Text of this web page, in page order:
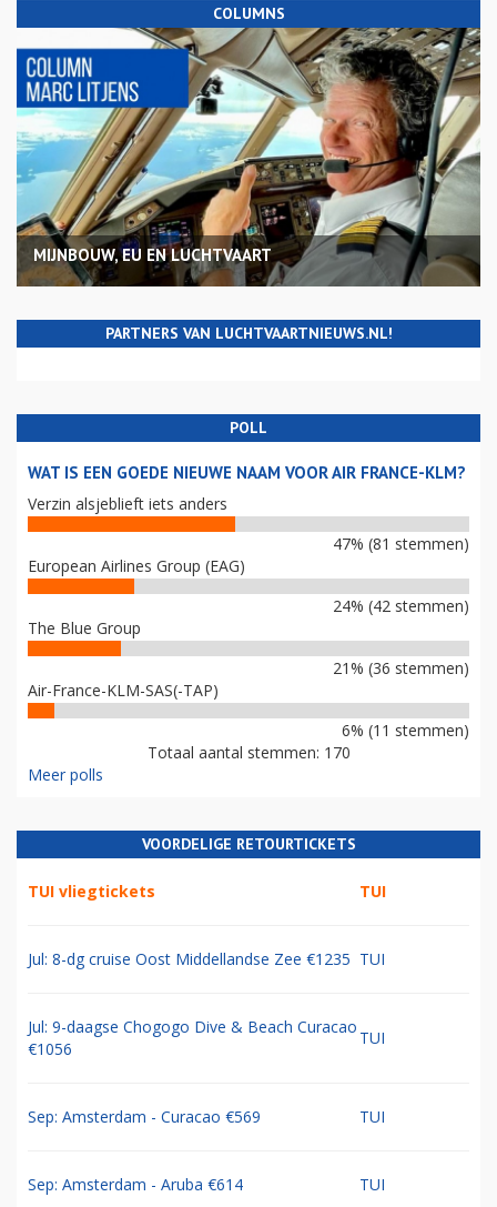
COLUMNS
MIJNBOUW, EU EN LUCHTVAART
PARTNERS VAN LUCHTVAARTNIEUWS.NL!
POLL
WAT IS EEN GOEDE NIEUWE NAAM VOOR AIR FRANCE-KLM?
Verzin alsjeblieft iets anders
47% (81 stemmen)
European Airlines Group (EAG)
24% (42 stemmen)
The Blue Group
21% (36 stemmen)
Air-France-KLM-SAS(-TAP)
6% (11 stemmen)
Totaal aantal stemmen: 170
Meer polls
VOORDELIGE RETOURTICKETS
TUI vliegtickets TUI
Jul: 8-dg cruise Oost Middellandse Zee €1235 TUI
Jul: 9-daagse Chogogo Dive & Beach Curacao
€1056
TUI
Sep: Amsterdam - Curacao €569 TUI
Sep: Amsterdam - Aruba €614 TUI